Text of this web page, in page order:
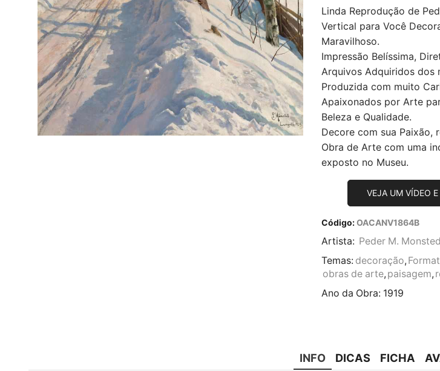
Linda Reprodução de
Vertical para Você
Maravilhoso.
Impressão Belíssima,
Arquivos Adquiridos dos
Produzida com muito
Apaixonados por Arte
Beleza e Qualidade.
Decore com sua Paixão,
Obra de Arte com uma
exposto no Museu.
VEJA UM VÍDEO
Código:OACANV1864B
Artista: Peder M. Monsted
Temas: decoração,
obras de arte, paisagem,
Ano da Obra: 1919
INFO DICAS FICHA